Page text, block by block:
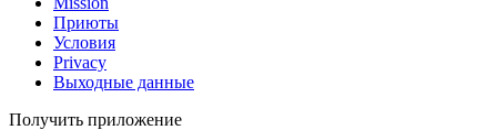
Приюты
Условия
Privacy
Выходные данные
Получить приложение